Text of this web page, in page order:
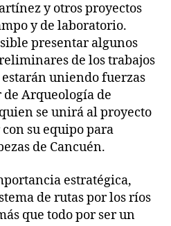
y otros proyectos
y de laboratorio.
presentar algunos
de los trabajos
estarán uniendo fuerzas
Arqueología de
se unirá al proyecto
su equipo para
de Cancuén.
estratégica,
de rutas por los ríos
que todo por ser un